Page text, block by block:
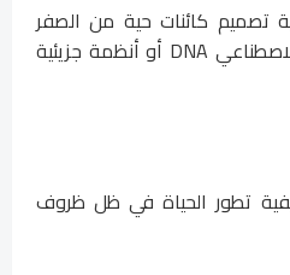
تصميم كائنات حية من الصفر
باستخدام الحمض النووي الاصطناعي DNA أو أنظمة جزيئية
تطور الحياة في ظل ظروف